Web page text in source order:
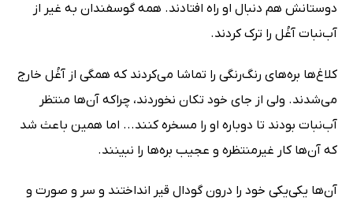
دوستانش هم دنبال او راه افتادند. همه گوسفندان به غیر از
آب‌نبات آغُل را ترک کردند.
کلاغ‌ها بره‌های رنگ‌رنگی را تماشا می‌کردند که همگی از آغُل خارج
می‌شدند. ولی از جای خود تکان نخوردند، چراکه آن‌ها منتظر
آب‌نبات بودند تا دوباره او را مسخره کنند... اما همین باعث شد
که آن‌ها کار غیرمنتظره‌ و عجیب بره‌ها را نبینند.
آن‌ها یکی‌یکی خود را درون گودال قیر ‌انداختند و سر و صورت و